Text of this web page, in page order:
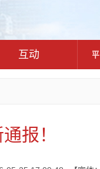
互动
头条微信公众号
党群联系互动平
报！